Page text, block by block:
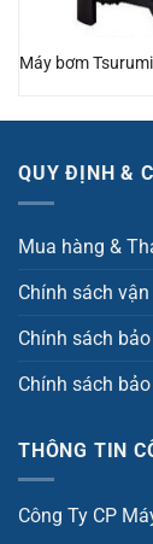
Máy bơm
QUY ĐỊNH &
Mua hàng &
Chính sách
Chính sách
Chính sách
THÔNG TIN
Công Ty CP